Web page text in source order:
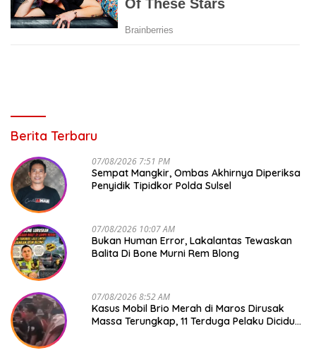
Berita Terbaru
07/08/2026 7:51 PM
Sempat Mangkir, Ombas Akhirnya Diperiksa
Penyidik Tipidkor Polda Sulsel
07/08/2026 10:07 AM
Bukan Human Error, Lakalantas Tewaskan
Balita Di Bone Murni Rem Blong
07/08/2026 8:52 AM
Kasus Mobil Brio Merah di Maros Dirusak
Massa Terungkap, 11 Terduga Pelaku Diciduk